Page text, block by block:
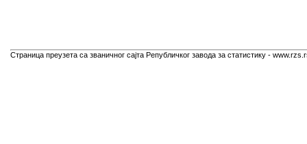
Страница преузета са званичног сајта Републичког завода за статистику -